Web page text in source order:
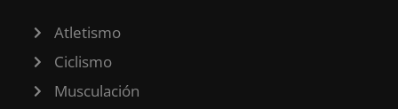
Atletismo
Ciclismo
Musculación